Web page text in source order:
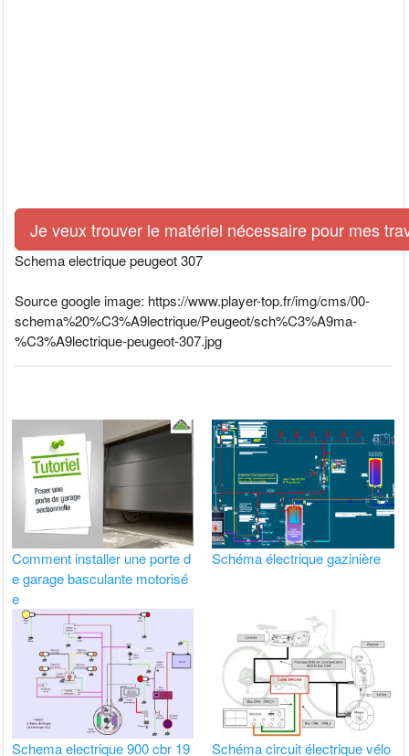
Je veux trouver le matériel nécessaire pour mes
Schema electrique peugeot 307
Source google image: https://www.player-top.fr/img/cms/00-
schema%20%C3%A9lectrique/Peugeot/sch%C3%A9ma-
%C3%A9lectrique-peugeot-307.jpg
Comment installer une porte d
e garage basculante motorisé
e
Schéma électrique gazinière
Schema electrique 900 cbr 19 Schéma circuit électrique vélo